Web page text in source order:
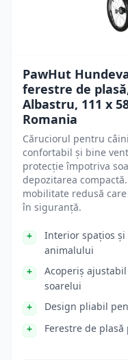
PawHut
ferestre de
Albastru, 111 x
Romania
Căruciorul pentru
confortabil și bine
protecție împotriva
depozitarea
mobilitate redusă
în siguranță.
Interior spațios
animalului
Acoperiș
soarelui
Design pliabil
Ferestre de